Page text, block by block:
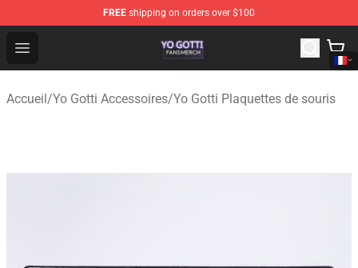
FREE shipping on orders over $100
Open menu
Yo Gotti Shop - Official Yo Gotti Merchandise Store
Accueil/Yo Gotti Accessoires/Yo Gotti Plaquettes de souris